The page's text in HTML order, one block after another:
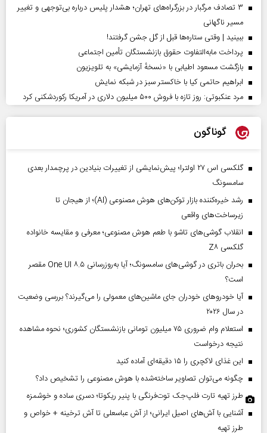
۳ تصادف مرگبار در بزرگراه‌های تهران؛ هشدار پلیس درباره بی‌توجهی و تغییر
مسیر ناگهانی
ببینید | وقتی ستاره‌ها قبل از گل جشن گرفتند!
پرداخت مابه‌التفاوت حقوق بازنشستگان تأمین اجتماعی
بازگشت مسعود اطیابی با «نسخهٔ آزمایشی» به تلویزیون
ابراهیم حاتمی کیا با خاکستر سبز در شبکه نمایش
مرد عنکبوتی: روز تازه با فروش ۵۰۰ میلیون دلاری در آمریکا رکوردشکنی کرد
گوناگون
گلکسی اس ۲۷ اولترا؛ پیش‌نمایشی از تغییرات بنیادین در پرچمدار بعدی
سامسونگ
رشد خیره‌کننده بازار توکن‌های هوش مصنوعی (AI)؛ از هیجان تا
زیرساخت‌های واقعی
انقلاب گوشی‌های تاشو‌ با طعم هوش مصنوعی؛ معرفی و مقایسه خانواده
گلکسی Z۸
بحران باتری در گوشی‌های سامسونگ؛ آیا به‌روزرسانی One UI ۸.۵ مقصر
است؟
آیا خودروهای خودران جای ماشین‌های معمولی را می‌گیرند؟ بررسی وضعیت
در سال ۲۰۲۶
استعلام وام ضروری ۷۵ میلیون تومانی بازنشستگان کشوری؛ نحوه مشاهده
نتیجه درخواست
این غذای لاکچری را ۱۵ دقیقه‌ای آماده کنید
چگونه می‌توان تصاویر ساخته‌شده با هوش مصنوعی را تشخیص داد؟
طرز تهیه تارت فلپ‌جک توت‌فرنگی با پنیر ریکوتا؛ دسری ساده و خوشمزه
آشنایی با آش‌های اصیل ایرانی؛ از آش عباسعلی تا آش ترخینه + خواص و
طرز تهیه